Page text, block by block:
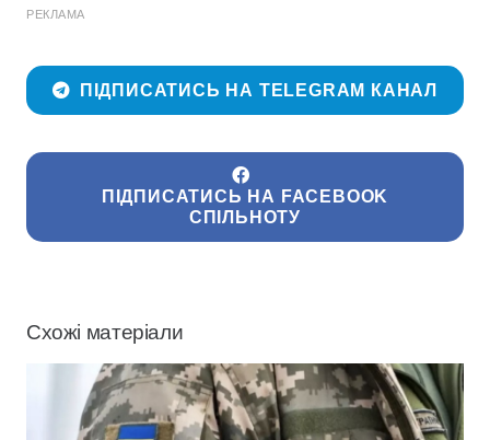
РЕКЛАМА
ПІДПИСАТИСЬ НА TELEGRAM КАНАЛ
ПІДПИСАТИСЬ НА FACEBOOK
СПІЛЬНОТУ
Схожі матеріали